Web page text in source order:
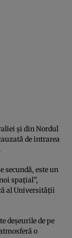
și din Nordul
de intrarea
secundă, este un
spațial”,
al Universității
deșeurile de pe
o